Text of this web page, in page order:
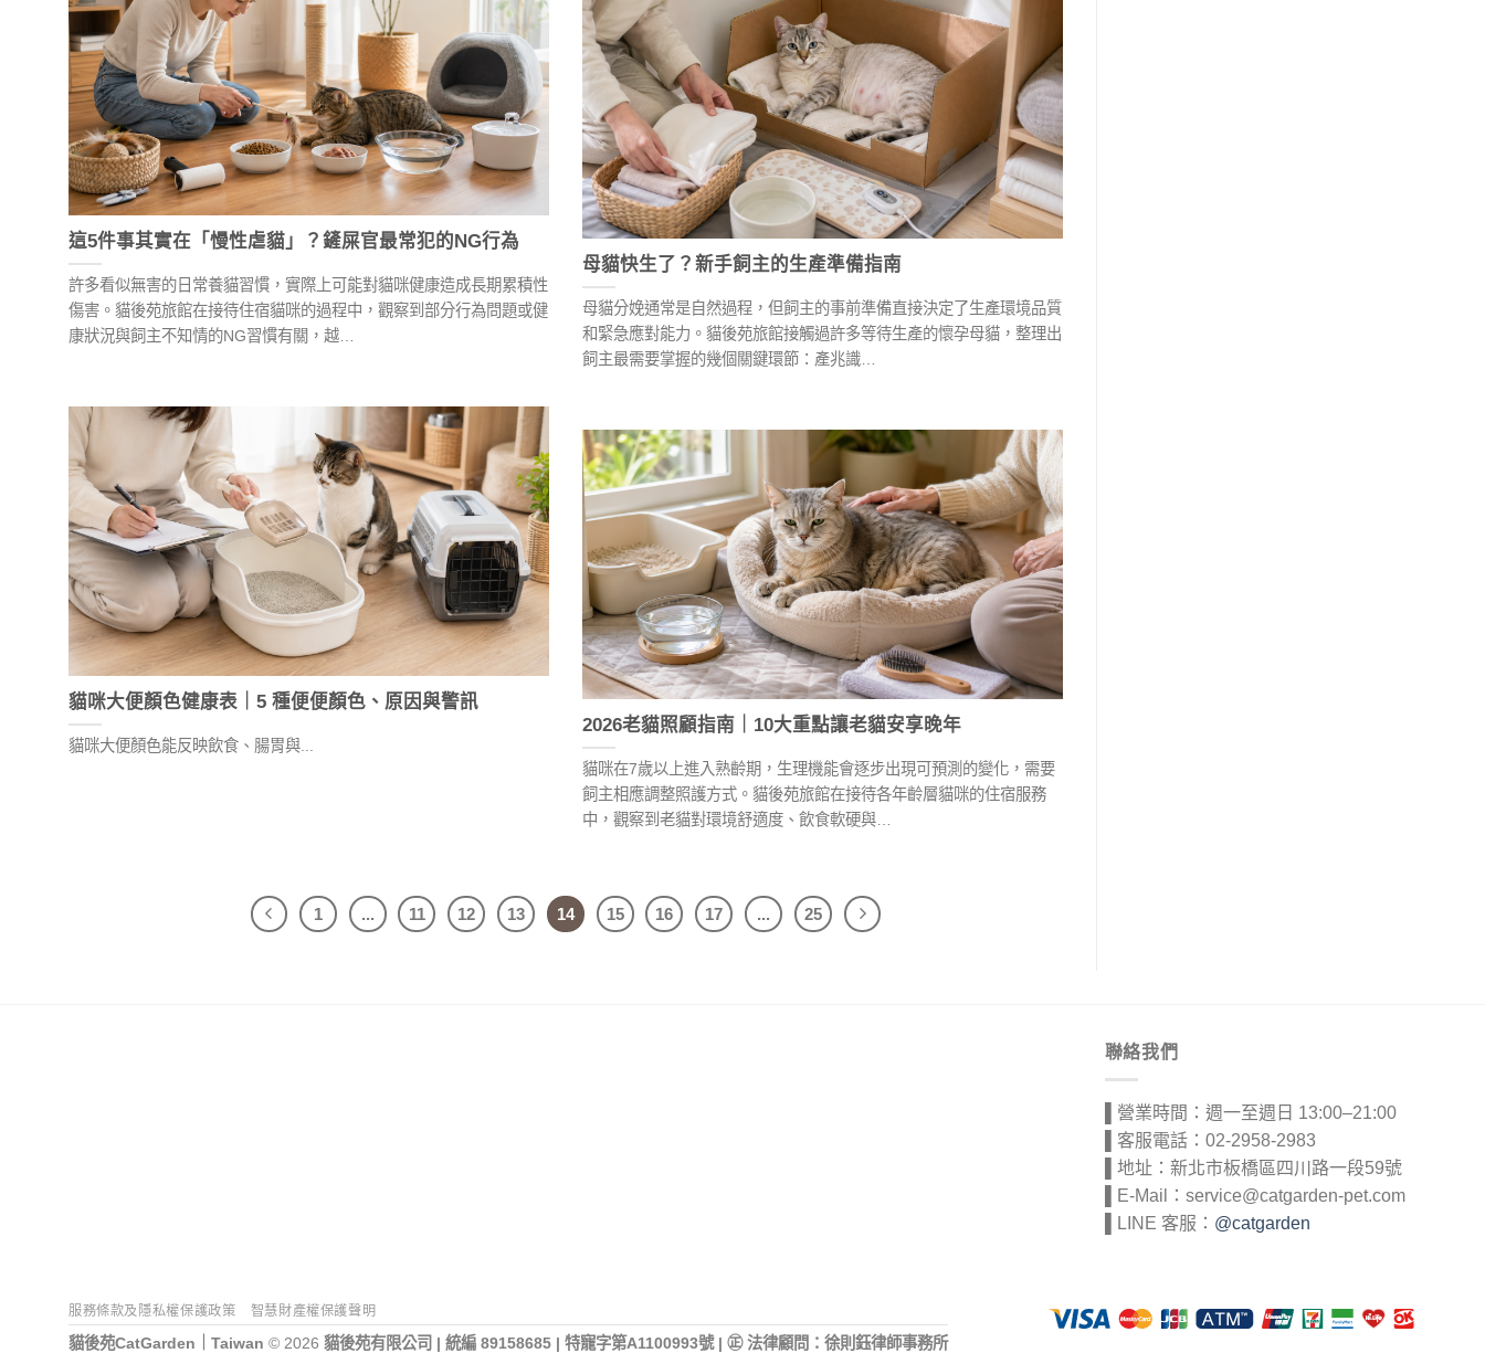
這5件事其實在「慢性虐貓」？鏟屎官最常犯的NG行為
許多看似無害的日常養貓習慣，實際上可能對貓咪健康造成長期累積性
傷害。貓後苑旅館在接待住宿貓咪的過程中，觀察到部分行為問題或健
康狀況與飼主不知情的NG習慣有關，越…
母貓快生了？新手飼主的生產準備指南
母貓分娩通常是自然過程，但飼主的事前準備直接決定了生產環境品質
和緊急應對能力。貓後苑旅館接觸過許多等待生產的懷孕母貓，整理出
飼主最需要掌握的幾個關鍵環節：產兆識…
貓咪大便顏色健康表｜5 種便便顏色、原因與警訊
貓咪大便顏色能反映飲食、腸胃與...
2026老貓照顧指南｜10大重點讓老貓安享晚年
貓咪在7歲以上進入熟齡期，生理機能會逐步出現可預測的變化，需要
飼主相應調整照護方式。貓後苑旅館在接待各年齡層貓咪的住宿服務
中，觀察到老貓對環境舒適度、飲食軟硬與…
1 ... 11 12 13 14 15 16 17 ... 25
聯絡我們
▌營業時間：週一至週日 13:00–21:00
▌客服電話：02-2958-2983
▌地址：新北市板橋區四川路一段59號
▌E-Mail：service@catgarden-pet.com
▌LINE 客服： @catgarden
服務條款及隱私權保護政策 智慧財產權保護聲明
貓後苑CatGarden｜Taiwan © 2026 貓後苑有限公司 | 統編 89158685 | 特寵字第A1100993號 | ㊣ 法律顧問：徐則鈺律師事務所